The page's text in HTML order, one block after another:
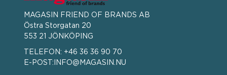
MAGASIN FRIEND OF BRANDS AB
Östra Storgatan 20
553 21 JÖNKÖPING
TELEFON: +46 36 36 90 70
E-POST: INFO@MAGASIN.NU